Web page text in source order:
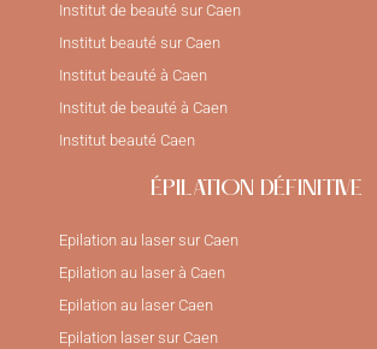
Institut de beauté sur Caen
Institut beauté sur Caen
Institut beauté à Caen
Institut de beauté à Caen
Institut beauté Caen
ÉPILATION DÉFINITIVE
Epilation au laser sur Caen
Epilation au laser à Caen
Epilation au laser Caen
Epilation laser sur Caen